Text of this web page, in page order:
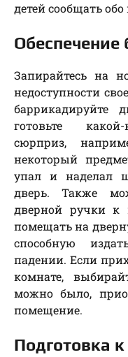
детей сообщать
Обеспечение
Запирайтесь на
недоступности
готовьте
сюрприз,
некоторый
упал и наделал
дверь. Также
дверной ручки к
помещать на
способную
падении. Если
комнате,
можно было,
помещение.
Подготовка